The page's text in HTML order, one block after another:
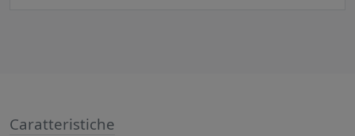
Caratteristiche